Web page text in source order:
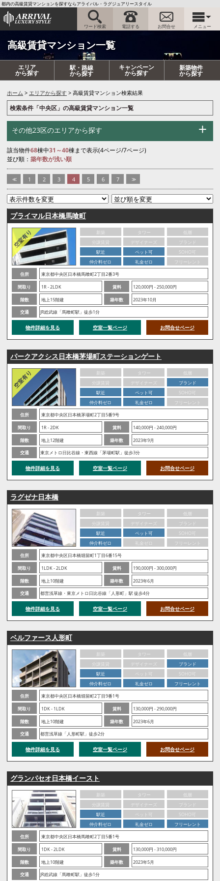
都内の高級賃貸マンションを探すならアライバル・ラグジュアリースタイル
ワード検索 電話する お問合せ メニュー
高級賃貸マンション一覧
エリア
から探す
駅・路線
から探す
キャンペーン
から探す
新築物件
から探す
ホーム エリアから探す 高級賃貸マンション検索結果
検索条件「中央区」の高級賃貸マンション一覧
その他23区のエリアから探す
該当物件68棟中31～40棟まで表示(4ページ/7ページ)
並び順： 築年数が浅い順
<< 1 2 3 4 5 6 7 >>
プライマル日本橋馬喰町
新築 タワー
低層
分譲賃貸
デザイナーズ
ブランド
駅近
ペット可
SOHO可
仲介料ゼロ
礼金ゼロ
フリーレント
住所
東京都中央区日本橋馬喰町2丁目2番3号
間取り
1R - 2LDK 賃料
120,000円 - 250,000円
階数
地上15階建 築年数
2023年10月
交通
JR総武線「馬喰町駅」徒歩1分
物件詳細を見る 空室一覧ページ お問合せページ
パークアクシス日本橋茅場町ステーションゲート
新築 タワー
低層
分譲賃貸
デザイナーズ
ブランド
駅近
ペット可
SOHO可
仲介料ゼロ
礼金ゼロ
フリーレント
住所
東京都中央区日本橋茅場町2丁目5番9号
間取り
1R - 2DK 賃料
140,000円 - 240,000円
階数
地上12階建 築年数
2023年9月
交通
東京メトロ日比谷線・東西線「茅場町駅」徒歩3分
物件詳細を見る 空室一覧ページ お問合せページ
ラグゼナ日本橋
新築 タワー
低層
分譲賃貸
デザイナーズ
ブランド
駅近
ペット可
SOHO可
仲介料ゼロ
礼金ゼロ
フリーレント
住所
東京都中央区日本橋堀留町1丁目6番15号
間取り
1LDK - 2LDK 賃料
190,000円 - 300,000円
階数
地上10階建 築年数
2023年6月
交通
都営浅草線・東京メトロ日比谷線「人形町」駅 徒歩4分
物件詳細を見る 空室一覧ページ お問合せページ
ベルファース人形町
新築 タワー
低層
分譲賃貸
デザイナーズ
ブランド
駅近
ペット可
SOHO可
仲介料ゼロ
礼金ゼロ
フリーレント
住所
東京都中央区日本橋堀留町2丁目9番1号
間取り
1DK - 1LDK 賃料
130,000円 - 290,000円
階数
地上10階建 築年数
2023年6月
交通
都営浅草線「人形町駅」徒歩2分
物件詳細を見る 空室一覧ページ お問合せページ
グランパセオ日本橋イースト
新築 タワー
低層
分譲賃貸
デザイナーズ
ブランド
駅近
ペット可
SOHO可
仲介料ゼロ
礼金ゼロ
フリーレント
住所
東京都中央区日本橋馬喰町2丁目5番1号
間取り
1DK - 2LDK 賃料
130,000円 - 310,000円
階数
地上10階建 築年数
2023年5月
交通
JR総武線「馬喰町駅」徒歩1分